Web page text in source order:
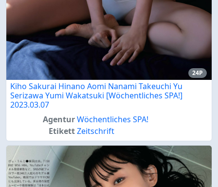
24P
Kiho Sakurai Hinano Aomi Nanami Takeuchi Yu
Serizawa Yumi Wakatsuki [Wöchentliches SPA!]
2023.03.07
AgenturWöchentliches SPA!
EtikettZeitschrift